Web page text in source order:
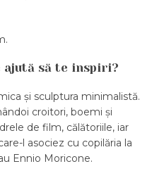
ajută să te inspiri?
și sculptura minimalistă.
croitori, boemi și
de film, călătoriile, iar
l asociez cu copilăria la
Ennio Moricone.